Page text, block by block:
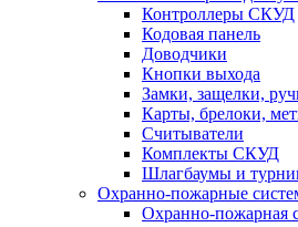
Контроллеры СКУД
Кодовая панель
Доводчики
Кнопки выхода
Замки, защелки,
Карты, брелоки,
Считыватели
Комплекты СКУД
Шлагбаумы и
Охранно-пожарные
Охранно-пожарная